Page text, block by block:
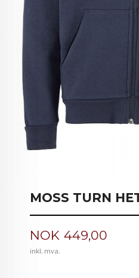
MOSS TURN
Pris
NOK 449,00
inkl. mva.